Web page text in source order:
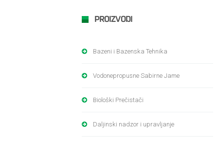
PROIZVODI
Bazeni i Bazenska Tehnika
Vodonepropusne Sabirne Jame
Biološki Prečistači
Daljinski nadzor i upravljanje